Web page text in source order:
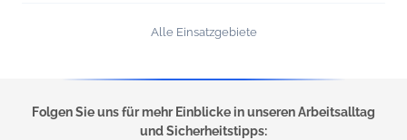
Alle Einsatzgebiete
Folgen Sie uns für mehr Einblicke in unseren Arbeitsalltag
und Sicherheitstipps: